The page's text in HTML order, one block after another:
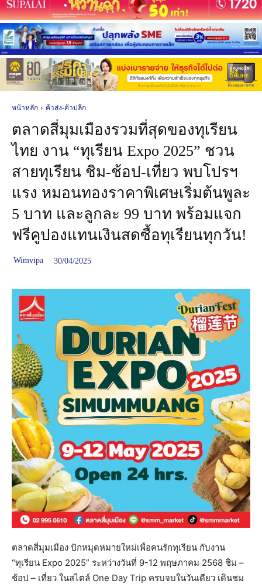
หน้าหลัก ค้าส่ง-ค้าปลีก
ตลาดสี่มุมเมืองรวมที่สุดของทุเรียน
ไทย งาน “ทุเรียน Expo 2025” ชวน
สายทุเรียน ชิม-ช้อป-เที่ยว พบโปรฯ
แรง หมอนทองราคาพิเศษเริ่มต้นพูละ
5 บาท และลูกละ 99 บาท พร้อมแจก
ฟรีคูปองแทนเงินสดซื้อทุเรียนทุกวัน!
Wimvipa 30/04/2025
ตลาดสี่มุมเมือง ปักหมุดหมายใหม่เพื่อคนรักทุเรียน กับงาน
“ทุเรียน Expo 2025” ระหว่างวันที่ 9-12 พฤษภาคม 2568 ชิม –
ช้อป – เที่ยว ในสไตล์ One Day Trip ครบจบในวันเดียว เดินชม